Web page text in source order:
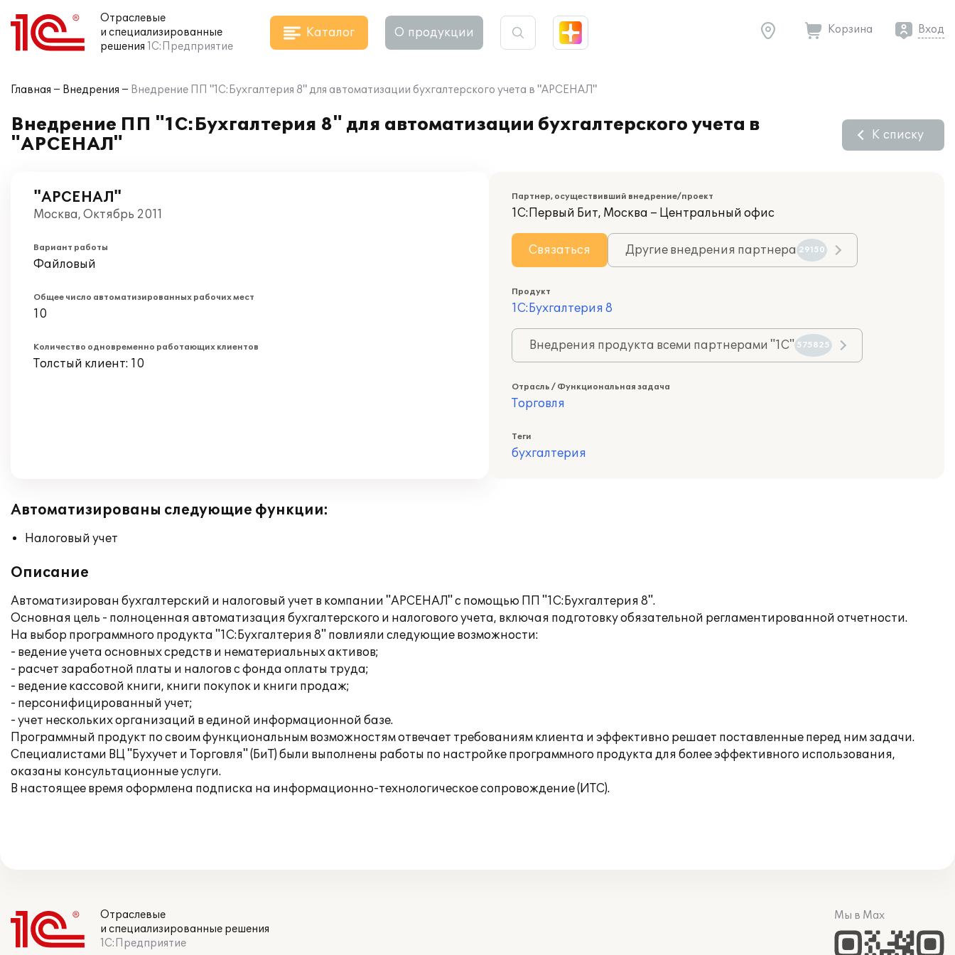
Отраслевые
и специализированные
решения 1С:Предприятие
Каталог О продукции Корзина Вход
Главная Внедрения Внедрение ПП "1С:Бухгалтерия 8" для автоматизации бухгалтерского учета в "АРСЕНАЛ"
Внедрение ПП "1С:Бухгалтерия 8" для автоматизации бухгалтерского учета в
"АРСЕНАЛ"
К списку
"АРСЕНАЛ"
Москва, Октябрь 2011
Вариант работы
Файловый
Общее число автоматизированных рабочих мест
10
Количество одновременно работающих клиентов
Толстый клиент: 10
Партнер, осуществивший внедрение/проект
1С:Первый Бит, Москва – Центральный офис
Связаться Другие внедрения партнера 29150
Продукт
1С:Бухгалтерия 8
Внедрения продукта всеми партнерами "1С" 575825
Отрасль / Функциональная задача
Торговля
Теги
бухгалтерия
Автоматизированы следующие функции:
Налоговый учет
Описание
Автоматизирован бухгалтерский и налоговый учет в компании "АРСЕНАЛ" с помощью ПП "1С:Бухгалтерия 8".
Основная цель - полноценная автоматизация бухгалтерского и налогового учета, включая подготовку обязательной регламентированной отчетности.
На выбор программного продукта "1С:Бухгалтерия 8" повлияли следующие возможности:
- ведение учета основных средств и нематериальных активов;
- расчет заработной платы и налогов с фонда оплаты труда;
- ведение кассовой книги, книги покупок и книги продаж;
- персонифицированный учет;
- учет нескольких организаций в единой информационной базе.
Программный продукт по своим функциональным возможностям отвечает требованиям клиента и эффективно решает поставленные перед ним задачи.
Специалистами ВЦ "Бухучет и Торговля" (БиТ) были выполнены работы по настройке программного продукта для более эффективного использования,
оказаны консультационные услуги.
В настоящее время оформлена подписка на информационно-технологическое сопровождение (ИТС).
Отраслевые
и специализированные решения
1С:Предприятие
Мы в Max